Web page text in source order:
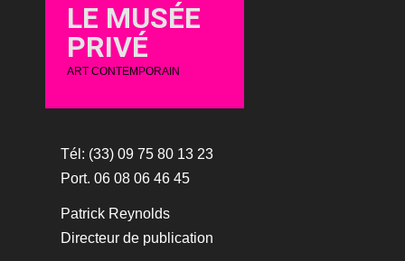
LE MUSÉE
PRIVÉ
ART CONTEMPORAIN
Tél: (33) 09 75 80 13 23
Port. 06 08 06 46 45
Patrick Reynolds
Directeur de publication